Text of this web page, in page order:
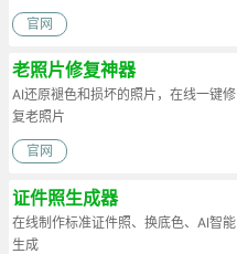
官网
老照片修复神器
AI还原褪色和损坏的照片，在线一键修
复老照片
官网
证件照生成器
在线制作标准证件照、换底色、AI智能
生成